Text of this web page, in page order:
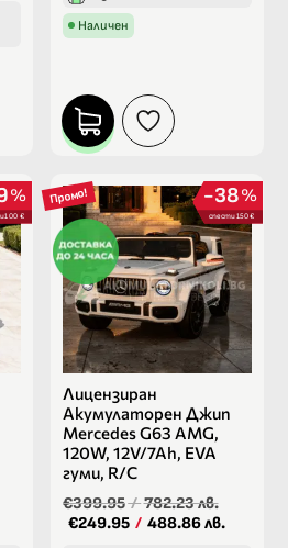
Наличен
%
100 €
Промо! %
38
спести 150 €
Лицензиран
Акумулаторен Джип
Mercedes G63 AMG,
120W, 12V/7Ah, EVA
гуми, R/C
€399.95/782.23 лв.
€249.95 / 488.86 лв.